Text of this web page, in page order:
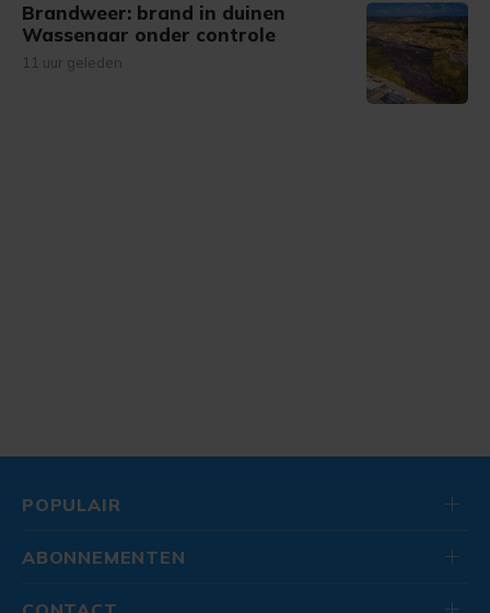
Brandweer: brand in duinen
Wassenaar onder controle
11 uur geleden
POPULAIR
ABONNEMENTEN